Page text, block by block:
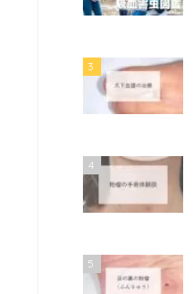
3
4
5